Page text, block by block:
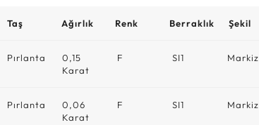
Taş Ağırlık Renk Berraklık Şekil
Pırlanta
0,15
Karat
F SI1 Markiz
Pırlanta
0,06
Karat
F SI1 Markiz